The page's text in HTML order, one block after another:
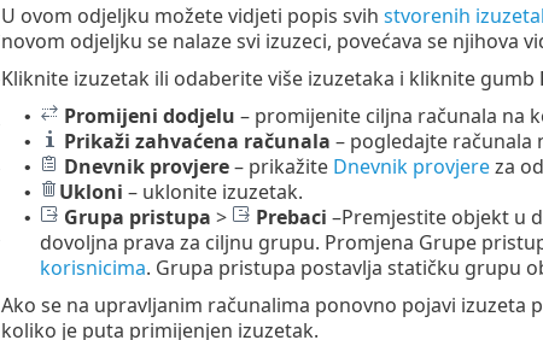
U ovom odjeljku možete vidjeti popis svih stvorenih
novom odjeljku se nalaze svi izuzeci, povećava se njihova
Kliknite izuzetak ili odaberite više izuzetaka i kliknite gumb
• Promijeni dodjelu – promijenite ciljna računala na
• Prikaži zahvaćena računala – pogledajte računala
• Dnevnik provjere– prikažite Dnevnik provjereza
• Ukloni – uklonite izuzetak.
• Grupa pristupa > Prebaci –Premjestite objekt u
dovoljna prava za ciljnu grupu. Promjena Grupe
korisnicima. Grupa pristupa postavlja statičku grupu
Ako se na upravljanim računalima ponovno pojavi izuzeta
koliko je puta primijenjen izuzetak.